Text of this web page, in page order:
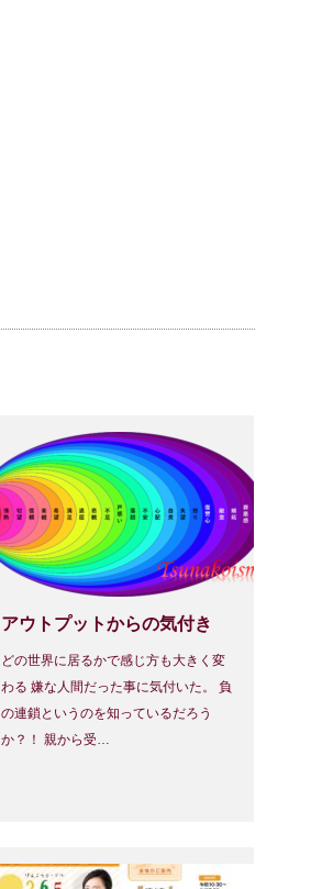
アウトプットからの気付き
どの世界に居るかで感じ方も大きく変
わる 嫌な人間だった事に気付いた。 負
の連鎖というのを知っているだろう
か？！ 親から受…